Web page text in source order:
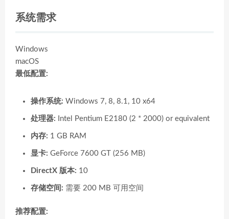
系统需求
Windows
macOS
最低配置:
操作系统: Windows 7, 8, 8.1, 10 x64
处理器: Intel Pentium E2180 (2 * 2000) or equivalent
内存: 1 GB RAM
显卡: GeForce 7600 GT (256 MB)
DirectX 版本: 10
存储空间: 需要 200 MB 可用空间
推荐配置: